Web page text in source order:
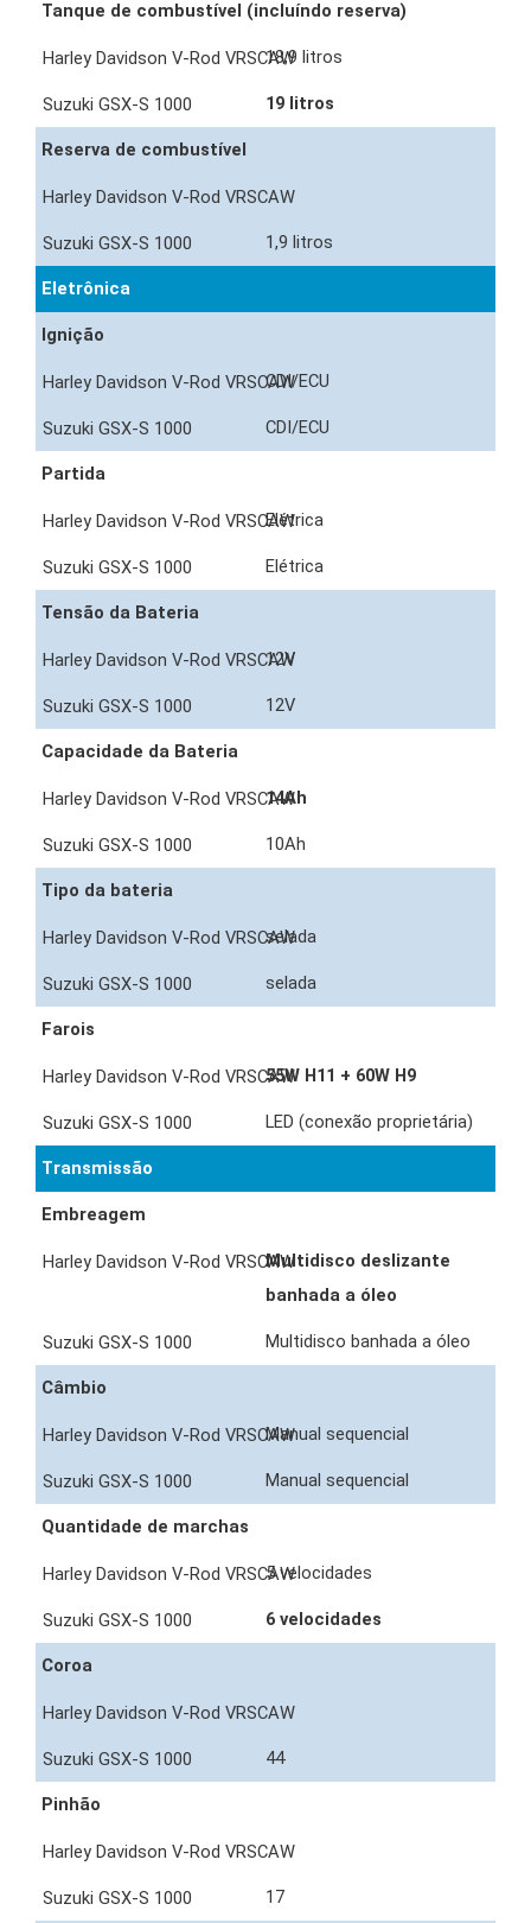
Tanque de combustível (incluíndo reserva)
18,9 litros
19 litros
Reserva de combustível
1,9 litros
Eletrônica
Ignição
CDI/ECU
CDI/ECU
Partida
Elétrica
Elétrica
Tensão da Bateria
12V
12V
Capacidade da Bateria
14Ah
10Ah
Tipo da bateria
selada
selada
Farois
55W H11 + 60W H9
LED (conexão proprietária)
Transmissão
Embreagem
Multidisco deslizante
banhada a óleo
Multidisco banhada a óleo
Câmbio
Manual sequencial
Manual sequencial
Quantidade de marchas
5 velocidades
6 velocidades
Coroa
44
Pinhão
17